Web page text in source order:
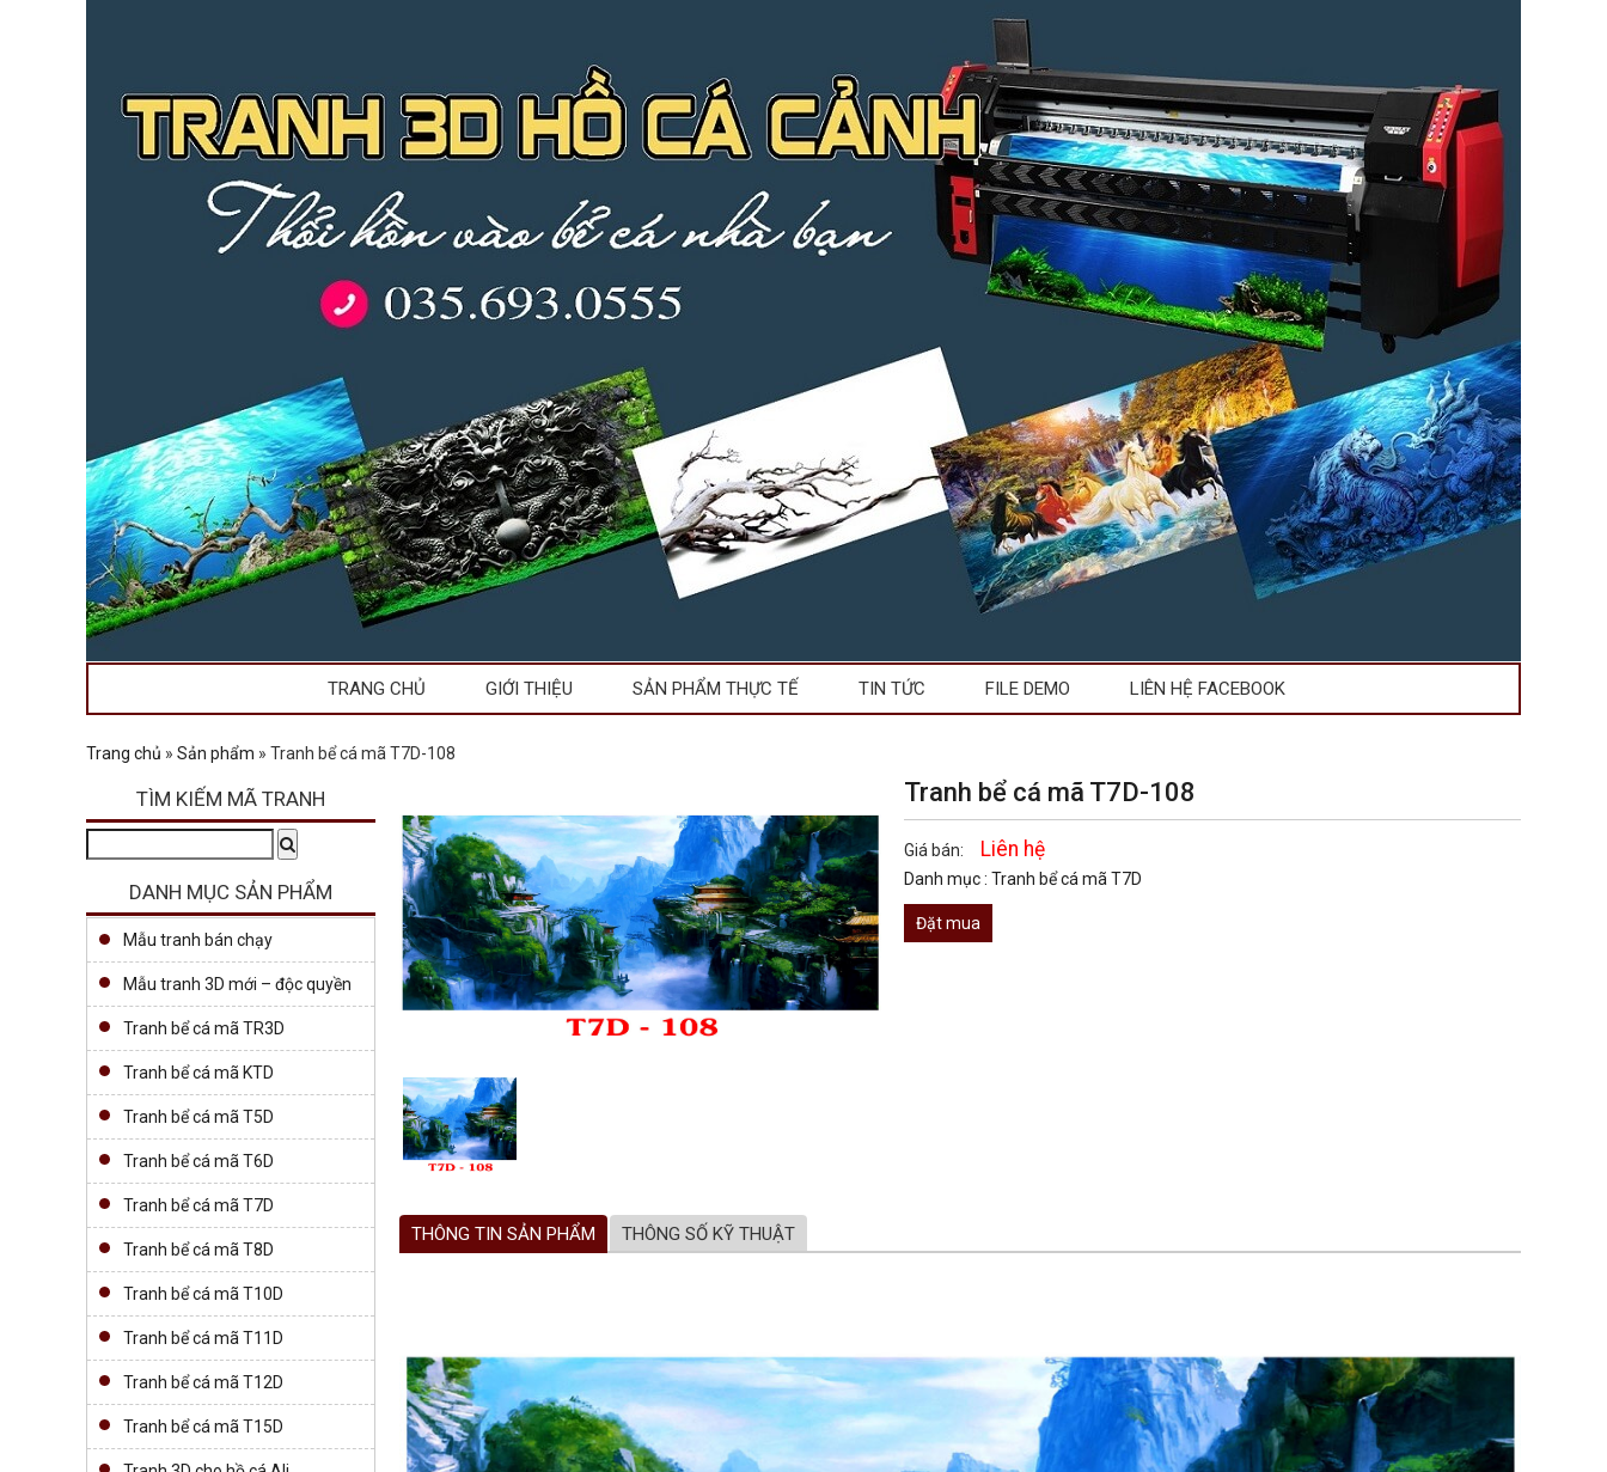
TRANG CHỦ GIỚI THIỆU SẢN PHẨM THỰC TẾ TIN TỨC FILE DEMO LIÊN HỆ FACEBOOK
Trang chủ » Sản phẩm » Tranh bể cá mã T7D-108
Tranh bể cá mã T7D-108
Giá bán: Liên hệ
Danh mục :Tranh bể cá mã T7D
Đặt mua
THÔNG TIN SẢN PHẨM THÔNG SỐ KỸ THUẬT
TÌM KIẾM MÃ TRANH
DANH MỤC SẢN PHẨM
Mẫu tranh bán chạy
Mẫu tranh 3D mới – độc quyền
Tranh bể cá mã TR3D
Tranh bể cá mã KTD
Tranh bể cá mã T5D
Tranh bể cá mã T6D
Tranh bể cá mã T7D
Tranh bể cá mã T8D
Tranh bể cá mã T10D
Tranh bể cá mã T11D
Tranh bể cá mã T12D
Tranh bể cá mã T15D